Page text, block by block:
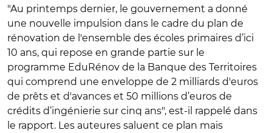
"Au printemps dernier, le gouvernement a donné
une nouvelle impulsion dans le cadre du plan de
rénovation de l'ensemble des écoles primaires d’ici
10 ans, qui repose en grande partie sur le
programme EduRénov de la Banque des Territoires
qui comprend une enveloppe de 2 milliards d'euros
de prêts et d'avances et 50 millions d’euros de
crédits d’ingénierie sur cinq ans", est-il rappelé dans
le rapport. Les auteures saluent ce plan mais